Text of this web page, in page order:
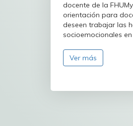
docente de la
orientación para
deseen trabajar las
socioemocionales
Ver más